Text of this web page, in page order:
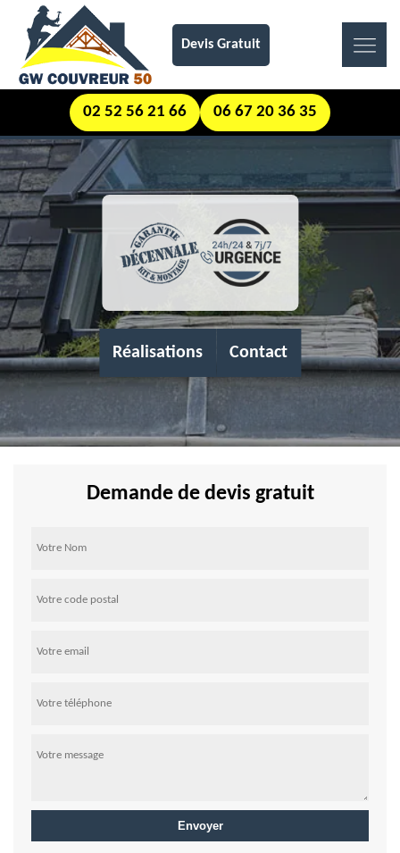
Devis Gratuit
02 52 56 21 66 06 67 20 36 35
Réalisations Contact
Demande de devis gratuit